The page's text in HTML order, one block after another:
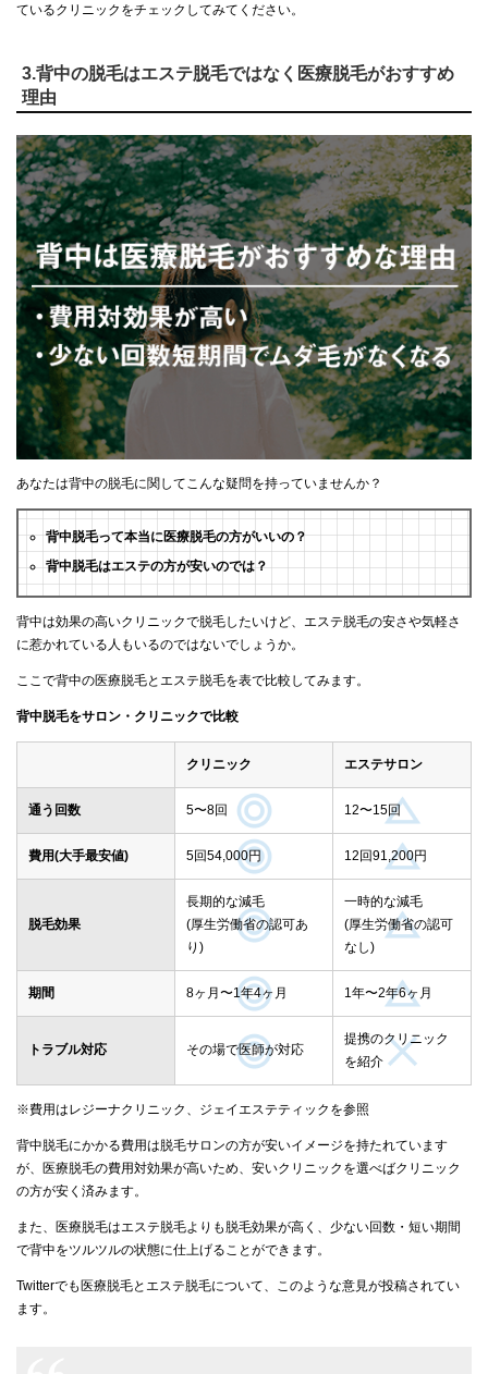
ているクリニックをチェックしてみてください。
3.背中の脱毛はエステ脱毛ではなく医療脱毛がおすすめ
理由
あなたは背中の脱毛に関してこんな疑問を持っていませんか？
背中脱毛って本当に医療脱毛の方がいいの？
背中脱毛はエステの方が安いのでは？
背中は効果の高いクリニックで脱毛したいけど、エステ脱毛の安さや気軽さ
に惹かれている人もいるのではないでしょうか。
ここで背中の医療脱毛とエステ脱毛を表で比較してみます。
背中脱毛をサロン・クリニックで比較
クリニック エステサロン
通う回数 5〜8回 12〜15回
費用(大手最安値) 5回54,000円 12回91,200円
脱毛効果
長期的な減毛
(厚生労働省の認可あ
り)
一時的な減毛
(厚生労働省の認可
なし)
期間 8ヶ月〜1年4ヶ月 1年〜2年6ヶ月
トラブル対応 その場で医師が対応
提携のクリニック
を紹介
※費用はレジーナクリニック、ジェイエステティックを参照
背中脱毛にかかる費用は脱毛サロンの方が安いイメージを持たれています
が、医療脱毛の費用対効果が高いため、安いクリニックを選べばクリニック
の方が安く済みます。
また、医療脱毛はエステ脱毛よりも脱毛効果が高く、少ない回数・短い期間
で背中をツルツルの状態に仕上げることができます。
Twitterでも医療脱毛とエステ脱毛について、このような意見が投稿されてい
ます。